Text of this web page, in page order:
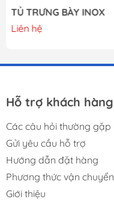
TỦ TRƯNG BÀY INOX
Liên hệ
Hỗ trợ khách hàng
Các câu hỏi thường gặp
Gửi yêu cầu hỗ trợ
Hướng dẫn đặt hàng
Phương thức vận chuyển
Giới thiệu